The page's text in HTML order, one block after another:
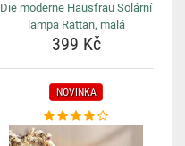
Die moderne Hausfrau Solární
lampa Rattan, malá
399 Kč
NOVINKA